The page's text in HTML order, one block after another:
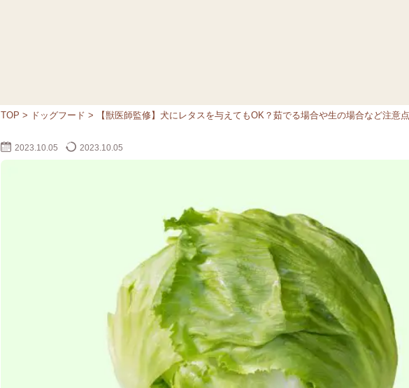
TOP > ドッグフード > 【獣医師監修】犬にレタスを与えてもOK？茹でる場合や生の場合など注意
2023.10.05 2023.10.05